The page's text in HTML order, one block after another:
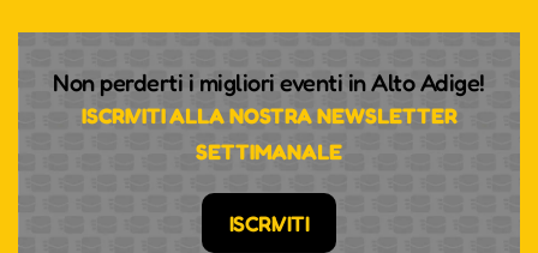
Non perderti i migliori eventi in Alto Adige!
ISCRIVITI ALLA NOSTRA NEWSLETTER
SETTIMANALE
ISCRIVITI